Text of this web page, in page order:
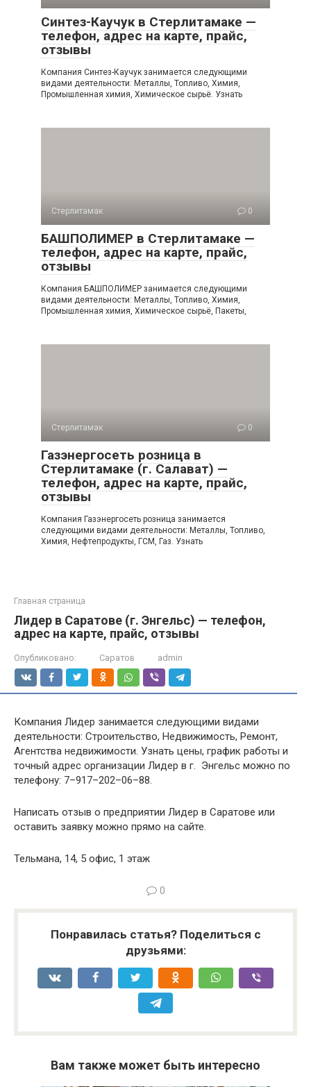
Синтез-Каучук в Стерлитамаке —
телефон, адрес на карте, прайс,
отзывы
Компания Синтез-Каучук занимается следующими
видами деятельности: Металлы, Топливо, Химия,
Промышленная химия, Химическое сырьё. Узнать
Стерлитамак 0
БАШПОЛИМЕР в Стерлитамаке —
телефон, адрес на карте, прайс,
отзывы
Компания БАШПОЛИМЕР занимается следующими
видами деятельности: Металлы, Топливо, Химия,
Промышленная химия, Химическое сырьё, Пакеты,
Стерлитамак 0
Газэнергосеть розница в
Стерлитамаке (г. Салават) —
телефон, адрес на карте, прайс,
отзывы
Компания Газэнергосеть розница занимается
следующими видами деятельности: Металлы, Топливо,
Химия, Нефтепродукты, ГСМ, Газ. Узнать
Главная страница
Лидер в Саратове (г. Энгельс) — телефон,
адрес на карте, прайс, отзывы
Опубликовано: Саратов admin
Компания Лидер занимается следующими видами
деятельности: Строительство, Недвижимость, Ремонт,
Агентства недвижимости. Узнать цены, график работы и
точный адрес организации Лидер в г. Энгельс можно по
телефону: 7–917–202–06–88.
Написать отзыв о предприятии Лидер в Саратове или
оставить заявку можно прямо на сайте.
Тельмана, 14, 5 офис, 1 этаж
0
Понравилась статья? Поделиться с
друзьями:
Вам также может быть интересно